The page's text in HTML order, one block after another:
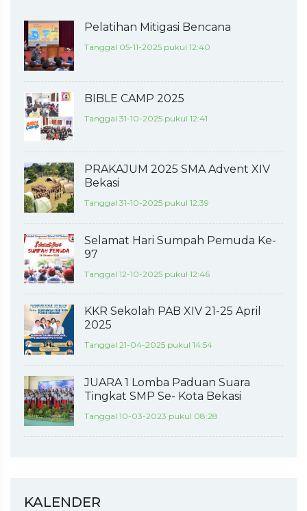
Pelatihan Mitigasi Bencana
Tanggal 05-11-2025 pukul 12:40
BIBLE CAMP 2025
Tanggal 31-10-2025 pukul 12:41
PRAKAJUM 2025 SMA Advent XIV
Bekasi
Tanggal 31-10-2025 pukul 12:39
Selamat Hari Sumpah Pemuda Ke-
97
Tanggal 12-10-2025 pukul 12:46
KKR Sekolah PAB XIV 21-25 April
2025
Tanggal 21-04-2025 pukul 14:54
JUARA 1 Lomba Paduan Suara
Tingkat SMP Se- Kota Bekasi
Tanggal 10-03-2023 pukul 08:28
KALENDER